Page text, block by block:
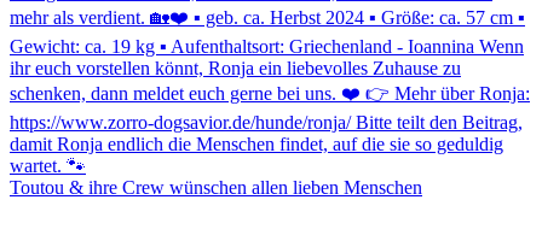
Toutou & ihre Crew wünschen allen lieben Menschen